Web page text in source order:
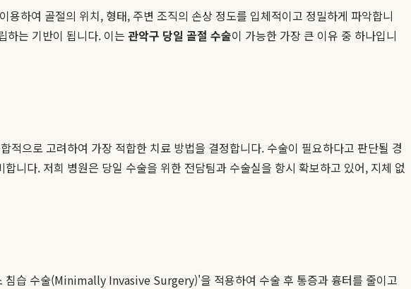
하여 골절의 위치, 형태, 주변 조직의 손상 정도를 입체적이고 정밀하게 파악합니
하는 기반이 됩니다. 이는 관악구 당일 골절 수술이 가능한 가장 큰 이유 중 하나입니
으로 고려하여 가장 적합한 치료 방법을 결정합니다. 수술이 필요하다고 판단될 경
니다. 저희 병원은 당일 수술을 위한 전담팀과 수술실을 항시 확보하고 있어, 지체 없
침습 수술(Minimally Invasive Surgery)'을 적용하여 수술 후 통증과 흉터를 줄이고